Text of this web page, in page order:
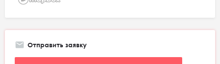
Отправить заявку